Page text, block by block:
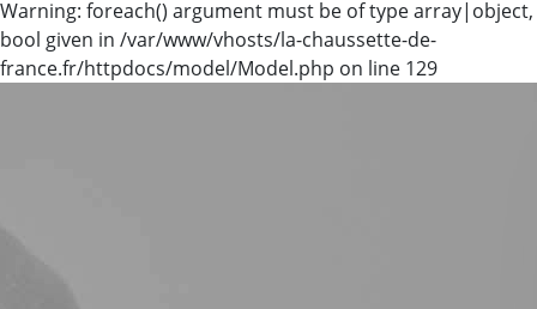
Warning: foreach() argument must be of type array|object,
bool given in /var/www/vhosts/la-chaussette-de-
france.fr/httpdocs/model/Model.php on line 129